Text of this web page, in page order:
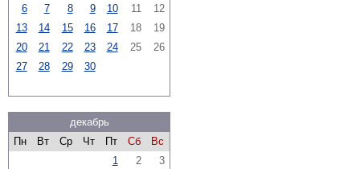
6
7 8 9 10 11
12
13
14 15 16 17 18
19
20
21 22 23 24 25
26
27
28 29 30
декабрь
Пн
Вт Ср Чт Пт Сб
Вс
1
2
3